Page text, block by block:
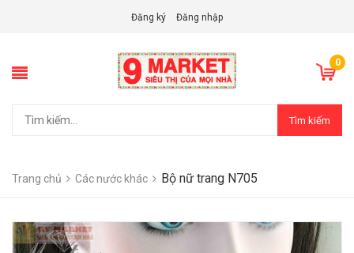
Đăng ký Đăng nhập
0
Tìm kiếm
Trang chủ Các nước khác Bộ nữ trang N705